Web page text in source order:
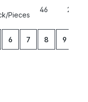
Pieces
46 22
6 7 8 9